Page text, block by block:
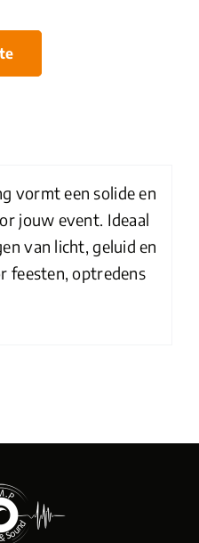
vormt een solide en
jouw event. Ideaal
van licht, geluid en
feesten, optredens